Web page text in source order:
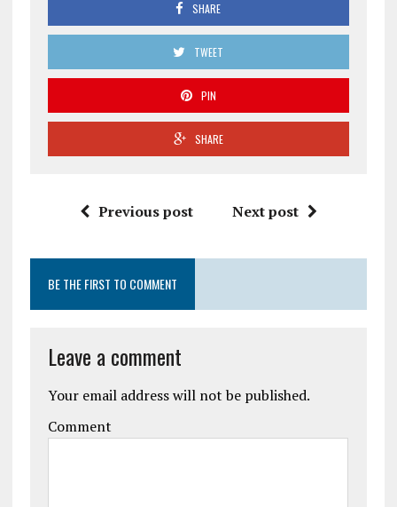
SHARE
TWEET
PIN
SHARE
Previous post Next post
BE THE FIRST TO COMMENT
Leave a comment
Your email address will not be published.
Comment